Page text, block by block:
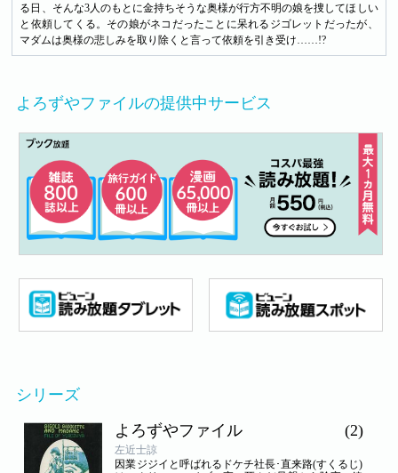
る日、そんな3人のもとに金持ちそうな奥様が行方不明の娘を捜してほしい
と依頼してくる。その娘がネコだったことに呆れるジゴレットだったが、
マダムは奥様の悲しみを取り除くと言って依頼を引き受け……!?
よろずやファイルの提供中サービス
シリーズ
よろずやファイル
(2)
左近士諒
因業ジジイと呼ばれるドケチ社長･直来路(すくるじ)